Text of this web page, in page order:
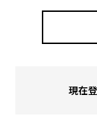
現在